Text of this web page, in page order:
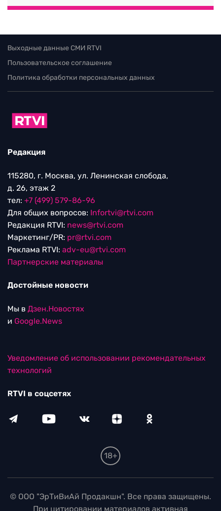
Выходные данные СМИ RTVI
Пользовательское соглашение
Политика обработки персональных данных
Редакция
115280, г. Москва, ул. Ленинская слобода,
д. 26, этаж 2
тел: +7 (499) 579-86-96
Для общих вопросов: Infortvi@rtvi.com
Редакция RTVI: news@rtvi.com
Маркетинг/PR: pr@rtvi.com
Реклама RTVI: adv-eu@rtvi.com
Партнерские материалы
Достойные новости
Мы в Дзен.Новостях
и Google.News
Уведомление об использовании рекомендательных
технологий
RTVI в соцсетях
18+
© ООО "ЭрТиВиАй Продакшн". Все права защищены.
При цитировании материалов активная